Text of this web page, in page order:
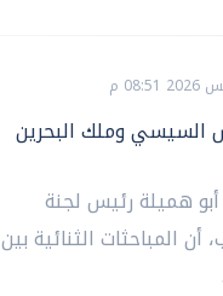
السيسي وملك البحرين
هميلة رئيس لجنة
المباحثات الثنائية بين